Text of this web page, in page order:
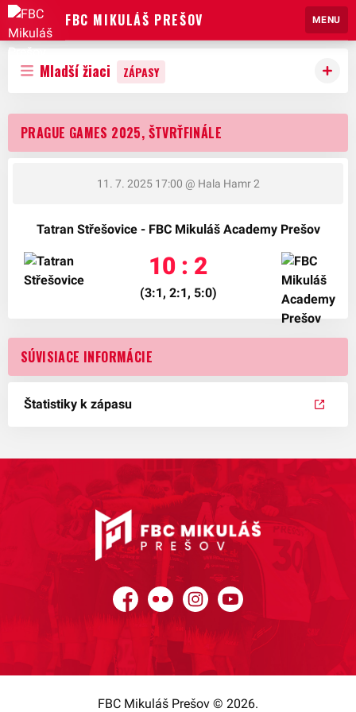
FBC MIKULÁŠ PREŠOV MENU
Mladší žiaci ZÁPASY
PRAGUE GAMES 2025, ŠTVRŤFINÁLE
11. 7. 2025 17:00 @ Hala Hamr 2
Tatran Střešovice - FBC Mikuláš Academy Prešov
10 : 2
(3:1, 2:1, 5:0)
SÚVISIACE INFORMÁCIE
Štatistiky k zápasu
Facebook
Flickr InstagramYouTube
FBC Mikuláš Prešov © 2026.